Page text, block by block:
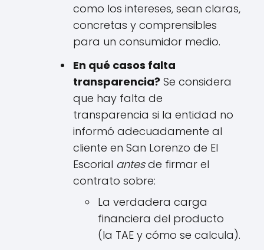
como los intereses, sean claras,
concretas y comprensibles
para un consumidor medio.
En qué casos falta
transparencia? Se considera
que hay falta de
transparencia si la entidad no
informó adecuadamente al
cliente en San Lorenzo de El
Escorial antesde firmar el
contrato sobre:
La verdadera carga
financiera del producto
(la TAE y cómo se calcula).